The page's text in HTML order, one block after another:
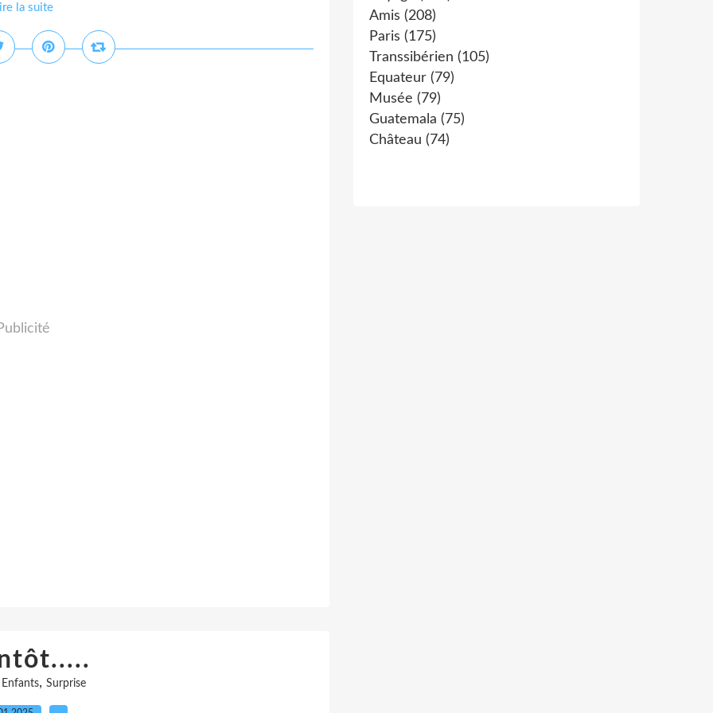
la suite
Enfants, Surprise
Amis (208)
Paris (175)
Transsibérien (105)
Equateur (79)
Musée (79)
Guatemala (75)
Château (74)